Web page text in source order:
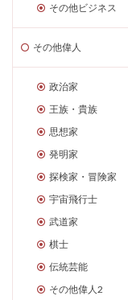
その他ビジネス
その他偉人
政治家
王族・貴族
思想家
発明家
探検家・冒険家
宇宙飛行士
武道家
棋士
伝統芸能
その他偉人2